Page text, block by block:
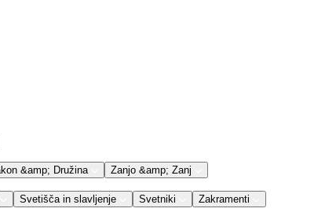
&amp; Družina Zanjo &amp; Zanj
Svetišča in slavljenje Svetniki Zakramenti